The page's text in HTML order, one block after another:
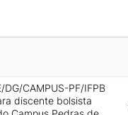
CAMPUS-PF/IFPB
discente bolsista